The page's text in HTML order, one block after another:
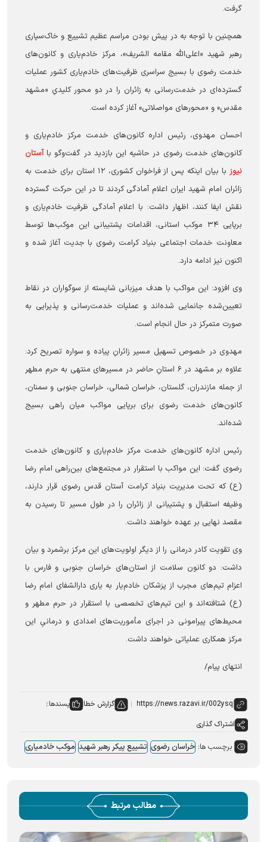
گرفت.
همچنین با توجه به در پیش بودن مراسم عظیم تشییع و خاک‌سپاری
رهبر شهید «اعلی‌الله مقامه الشریف»، مرکز خادم‌یاری و کانون‌های
خدمت رضوی با بسیج سراسری ظرفیت‌های خادم‌یاری کشور عملیات
گسترده‌ای در خدمت‌رسانی به زائران را در دو محور کلیدیِ «مشهد
مقدس» و «محور‌های مواصلاتی» آغاز کرده است.
احسان مهدوی، رئیس اداره کانون‌های خدمت مرکز خادم‌یاری و
کانون‌های خدمت رضوی در حاشیه این بازدید در گفت‌و‌گو با آستان
نیوز
با بیان اینکه پس از فراخوان کشوری، ۱۲ استان برای خدمت به
زائران امام شهید ایران اعلام آمادگی کردند تا در این حرکت گسترده
نقش ایفا کنند، اظهار داشت: با اعلام آمادگی ظرفیت خادم‌یاری و
برپایی ۳۴ موکب استانی، اقدامات پشتیبانی این موکب‌ها توسط
معاونت خدمات اجتماعی بنیاد کرامت رضوی با جدیت آغاز شده و
اکنون نیز ادامه دارد.
وی افزود: این مواکب با هدف میزبانی شایسته از سوگواران در نقاط
تعیین‌شده جانمایی شده‌اند و عملیات خدمت‌رسانی و پذیرایی به
صورت متمرکز در حال انجام است.
مهدوی در خصوص تسهیل مسیر زائرانِ پیاده و سواره تصریح کرد:
علاوه بر مشهد در ۶ استانِ حاضر در مسیر‌های منتهی به حرم مطهر
از جمله مازندران، گلستان، خراسان شمالی، خراسان جنوبی و سمنان،
کانون‌های خدمت رضوی برای برپایی مواکب میان راهی بسیج
شده‌اند.
رئیس اداره کانون‌های خدمت مرکز خادم‌یاری و کانون‌های خدمت
رضوی گفت: این مواکب با استقرار در مجتمع‌های بین‌راهی امام رضا
(ع) که تحت مدیریت بنیاد کرامت آستان قدس رضوی قرار دارند،
وظیفه استقبال و پشتیبانی از زائران را در طول مسیر تا رسیدن به
مقصد نهایی بر عهده خواهند داشت.
وی تقویت کادر درمانی را از دیگر اولویت‌های این مرکز برشمرد و بیان
داشت: دو کانون سلامت از استان‌های خراسان جنوبی و فارس با
اعزام تیم‌های مجرب از پزشکان خادم‌یار به یاری دارالشفای امام رضا
(ع) شتافته‌اند و این تیم‌های تخصصی با استقرار در حرم مطهر و
محیط‌های پیرامونی در اجرای مأموریت‌های امدادی و درمانیِ این
مرکز همکاری عملیاتی خواهند داشت.
انتهای پیام/
گزارش خطا
پسندها:
اشتراک گذاری
برچسب ها: خراسان رضوی تشییع پیکر رهبر شهید موکب خادمیاری
مطالب مرتبط